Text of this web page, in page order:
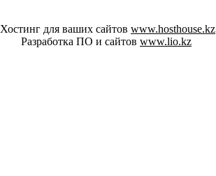
Хостинг для ваших сайтов www.hosthouse.kz
Разработка ПО и сайтов www.lio.kz